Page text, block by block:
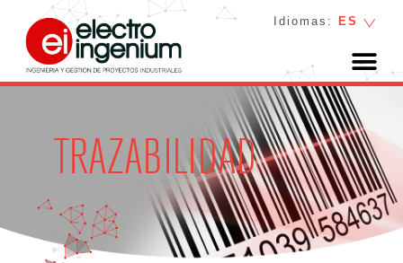
Idiomas: ES
TRAZABILIDAD